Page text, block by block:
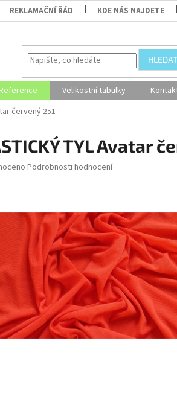
REKLAMAČNÍ ŘÁD KDE NÁS NAJDETE
HLEDAT
Velikostní tabulky
červený 251
TYL Avatar
Podrobnosti hodnocení